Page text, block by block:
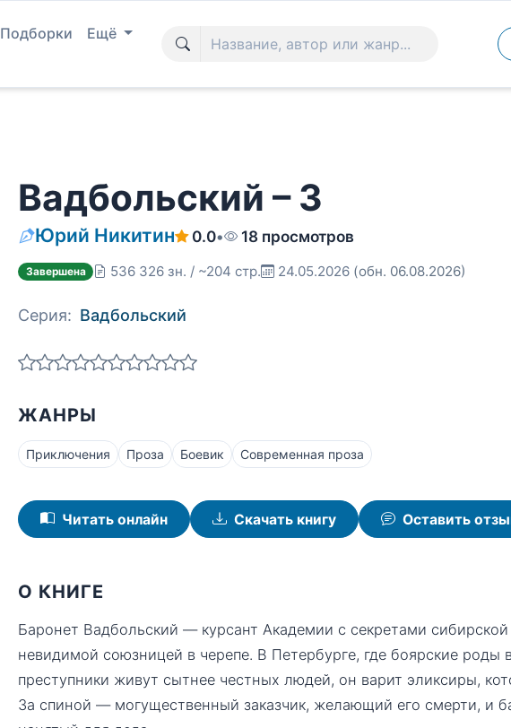
Подборки Ещё
Вадбольский – 3
Юрий Никитин 0.0• 18 просмотров
Завершена 536 326 зн. / ~204 стр. 24.05.2026 (обн. 06.08.2026)
Серия: Вадбольский
ЖАНРЫ
Приключения Проза Боевик Современная проза
Читать онлайн Скачать книгу Оставить
О КНИГЕ
Баронет Вадбольский — курсант Академии с секретами сибирской
невидимой союзницей в черепе. В Петербурге, где боярские роды
преступники живут сытнее честных людей, он варит эликсиры,
За спиной — могущественный заказчик, желающий его смерти, и